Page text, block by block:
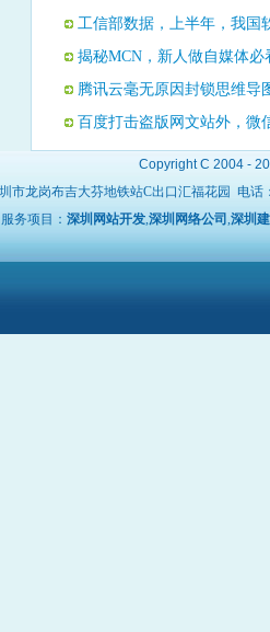
工信部数据，上半年，我国
揭秘MCN，新人做自媒体
腾讯云毫无原因封锁思维导
百度打击盗版网文站外，微
Copyright C 2004 -
市龙岗布吉大芬地铁站C出口汇福花园 电话
服务项目： 深圳网站开发,深圳网络公司 ,深圳